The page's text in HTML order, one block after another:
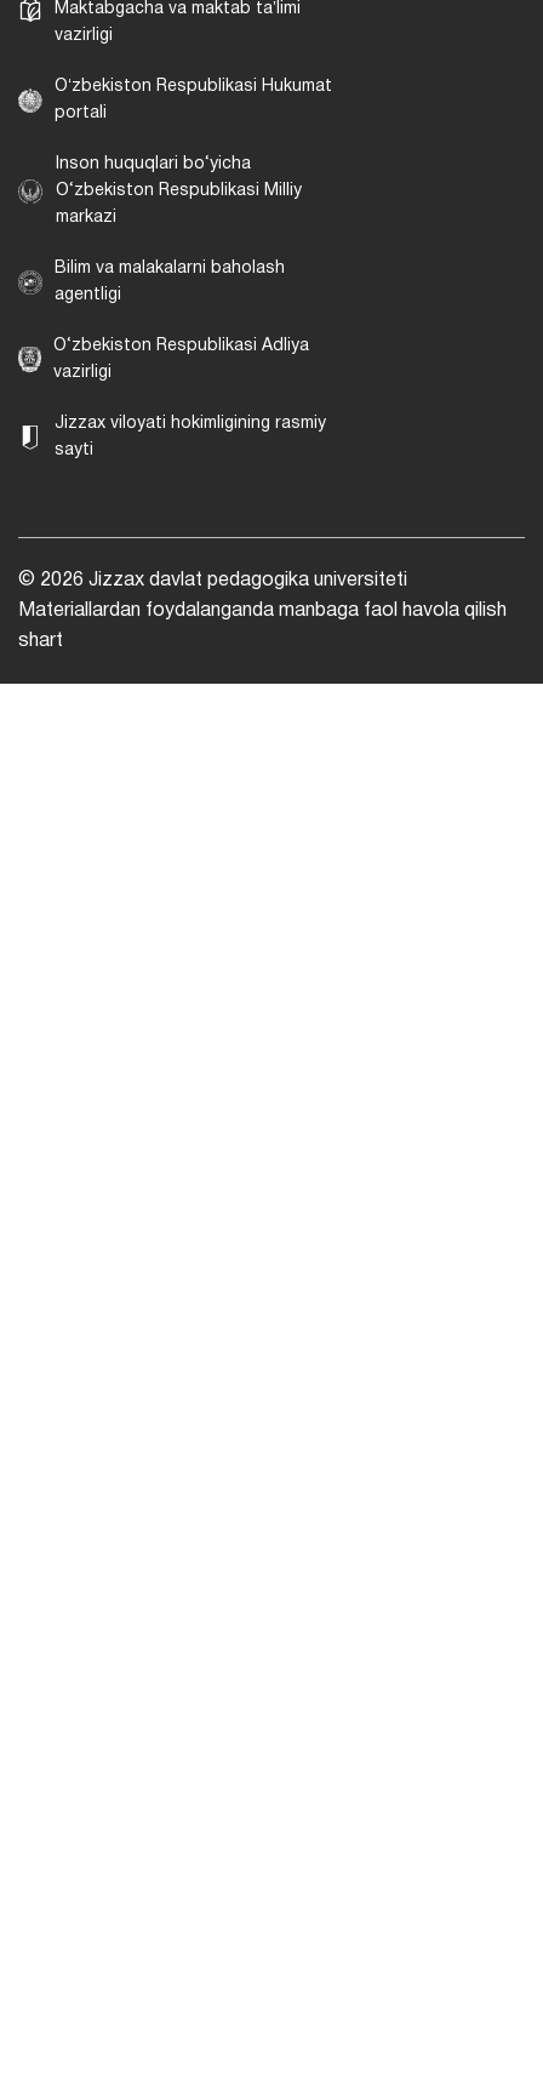
Maktabgacha va maktab taʼlimi
vazirligi
Oʻzbekiston Respublikasi Hukumat
portali
Inson huquqlari bo‘yicha
O‘zbekiston Respublikasi Milliy
markazi
Bilim va malakalarni baholash
agentligi
O‘zbekiston Respublikasi Adliya
vazirligi
Jizzax viloyati hokimligining rasmiy
sayti
© 2026 Jizzax davlat pedagogika universiteti
Materiallardan foydalanganda manbaga faol havola qilish
shart